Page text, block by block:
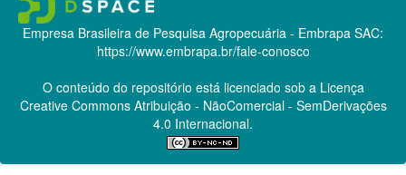
Empresa Brasileira de Pesquisa Agropecuária - Embrapa SAC:
https://www.embrapa.br/fale-conosco
O conteúdo do repositório está licenciado sob a Licença
Creative CommonsAtribuição - NãoComercial - SemDerivações
4.0 Internacional.